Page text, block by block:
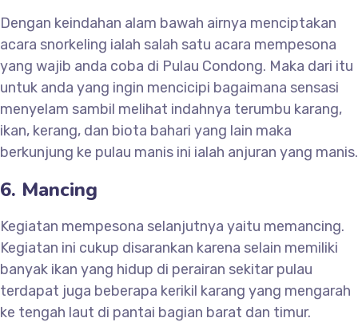
Dengan keindahan alam bawah airnya menciptakan
acara snorkeling ialah salah satu acara mempesona
yang wajib anda coba di Pulau Condong. Maka dari itu
untuk anda yang ingin mencicipi bagaimana sensasi
menyelam sambil melihat indahnya terumbu karang,
ikan, kerang, dan biota bahari yang lain maka
berkunjung ke pulau manis ini ialah anjuran yang manis.
6. Mancing
Kegiatan mempesona selanjutnya yaitu memancing.
Kegiatan ini cukup disarankan karena selain memiliki
banyak ikan yang hidup di perairan sekitar pulau
terdapat juga beberapa kerikil karang yang mengarah
ke tengah laut di pantai bagian barat dan timur.